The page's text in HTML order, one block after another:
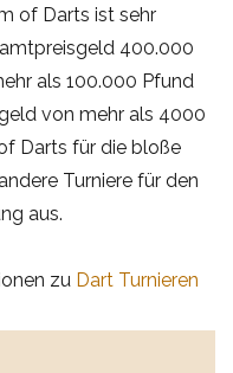
of Darts ist sehr
400.000
als 100.000 Pfund
von mehr als 4000
Darts für die bloße
Turniere für den
aus.
zu Dart Turnieren